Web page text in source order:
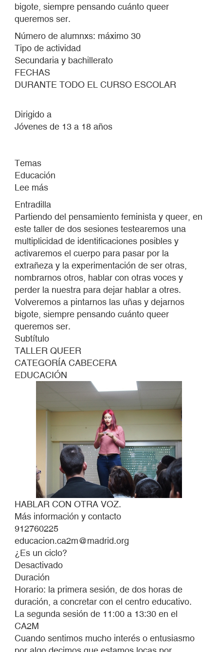
bigote, siempre pensando cuánto queer
queremos ser.
Número de alumnxs: máximo 30
Tipo de actividad
Secundaria y bachillerato
FECHAS
DURANTE TODO EL CURSO ESCOLAR
Dirigido a
Jóvenes de 13 a 18 años
Temas
Educación
Lee más
CON
OTRA
VOZ.
Entradilla
Partiendo del pensamiento feminista y queer, en
este taller de dos sesiones testearemos una
multiplicidad de identificaciones posibles y
activaremos el cuerpo para pasar por la
extrañeza y la experimentación de ser otras,
nombrarnos otros, hablar con otras voces y
perder la nuestra para dejar hablar a otres.
Volveremos a pintarnos las uñas y dejarnos
bigote, siempre pensando cuánto queer
queremos ser.
Subtítulo
TALLER QUEER
CATEGORÍA CABECERA
EDUCACIÓN
HABLAR CON OTRA VOZ.
Más información y contacto
912760225
educacion.ca2m@madrid.org
¿Es un ciclo?
Desactivado
Duración
Horario: la primera sesión, de dos horas de
duración, a concretar con el centro educativo.
La segunda sesión de 11:00 a 13:30 en el
CA2M
Cuando sentimos mucho interés o entusiasmo